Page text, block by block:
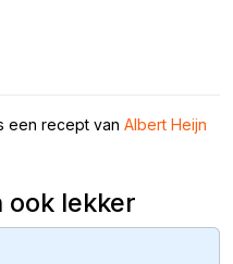
een recept van Albert Heijn
ook lekker